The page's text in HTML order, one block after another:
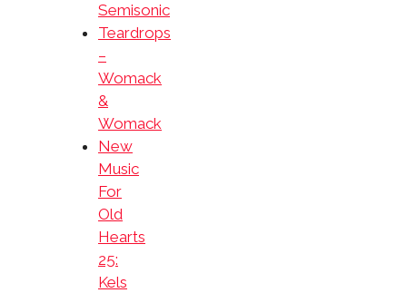
Semisonic
Teardrops
–
Womack
&
Womack
New
Music
For
Old
Hearts
25:
Kels